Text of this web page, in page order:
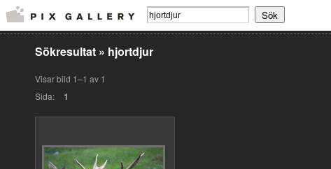
Sökresultat » hjortdjur
Visar bild 1–1 av 1
Sida:
1